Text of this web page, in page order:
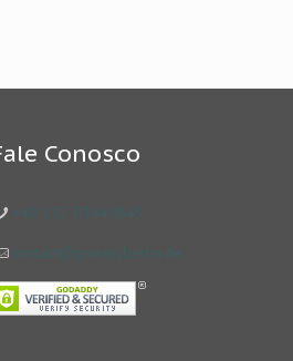
Conosco